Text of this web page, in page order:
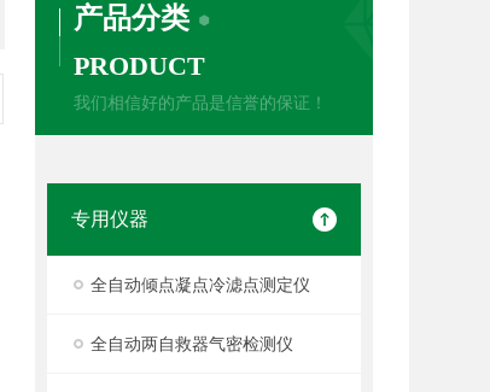
产品分类
PRODUCT
我们相信好的产品是信誉的保证！
专用仪器
全自动倾点凝点冷滤点测定仪
全自动两自救器气密检测仪